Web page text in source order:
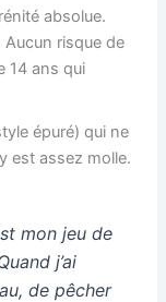
absolue.
risque de
14 ans qui
épuré) qui ne
est assez molle.
mon jeu de
j’ai
de pêcher